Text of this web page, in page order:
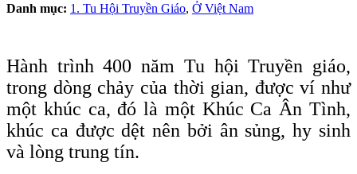
Danh mục: 1. Tu Hội Truyền Giáo, Ở Việt Nam
Hành trình 400 năm Tu hội Truyền giáo,
trong dòng chảy của thời gian, được ví như
một khúc ca, đó là một Khúc Ca Ân Tình,
khúc ca được dệt nên bởi ân sủng, hy sinh
và lòng trung tín.